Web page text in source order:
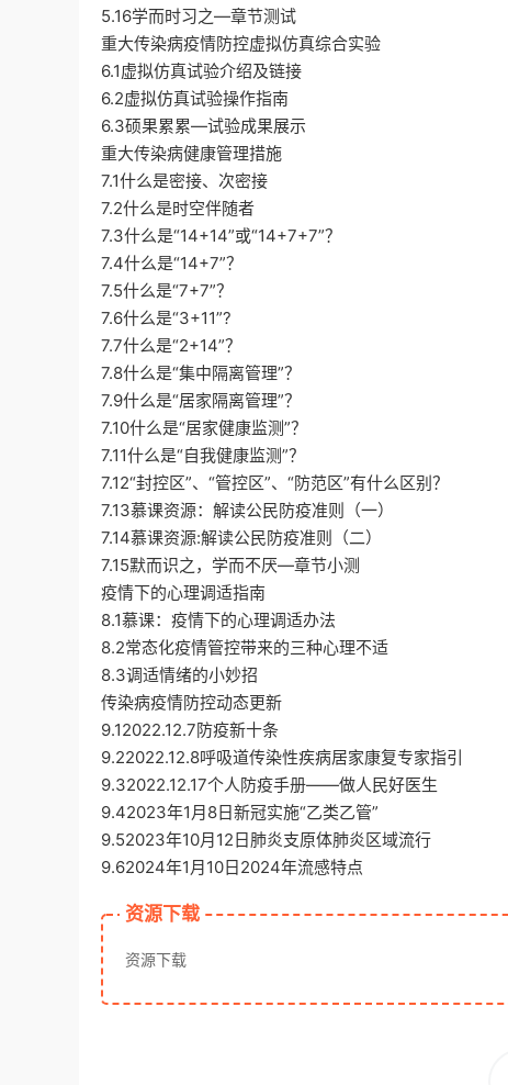
5.16学而时习之—章节测试
重大传染病疫情防控虚拟仿真综合实验
6.1虚拟仿真试验介绍及链接
6.2虚拟仿真试验操作指南
6.3硕果累累—试验成果展示
重大传染病健康管理措施
7.1什么是密接、次密接
7.2什么是时空伴随者
7.3什么是“14+14”或“14+7+7”？
7.4什么是“14+7”？
7.5什么是“7+7”？
7.6什么是“3+11”?
7.7什么是“2+14”？
7.8什么是“集中隔离管理”？
7.9什么是“居家隔离管理”？
7.10什么是“居家健康监测”？
7.11什么是“自我健康监测”？
7.12“封控区”、“管控区”、“防范区”有什么区别？
7.13慕课资源：解读公民防疫准则（一）
7.14慕课资源:解读公民防疫准则（二）
7.15默而识之，学而不厌—章节小测
疫情下的心理调适指南
8.1慕课：疫情下的心理调适办法
8.2常态化疫情管控带来的三种心理不适
8.3调适情绪的小妙招
传染病疫情防控动态更新
9.12022.12.7防疫新十条
9.22022.12.8呼吸道传染性疾病居家康复专家指引
9.32022.12.17个人防疫手册——做人民好医生
9.42023年1月8日新冠实施“乙类乙管”
9.52023年10月12日肺炎支原体肺炎区域流行
9.62024年1月10日2024年流感特点
资源下载
资源下载